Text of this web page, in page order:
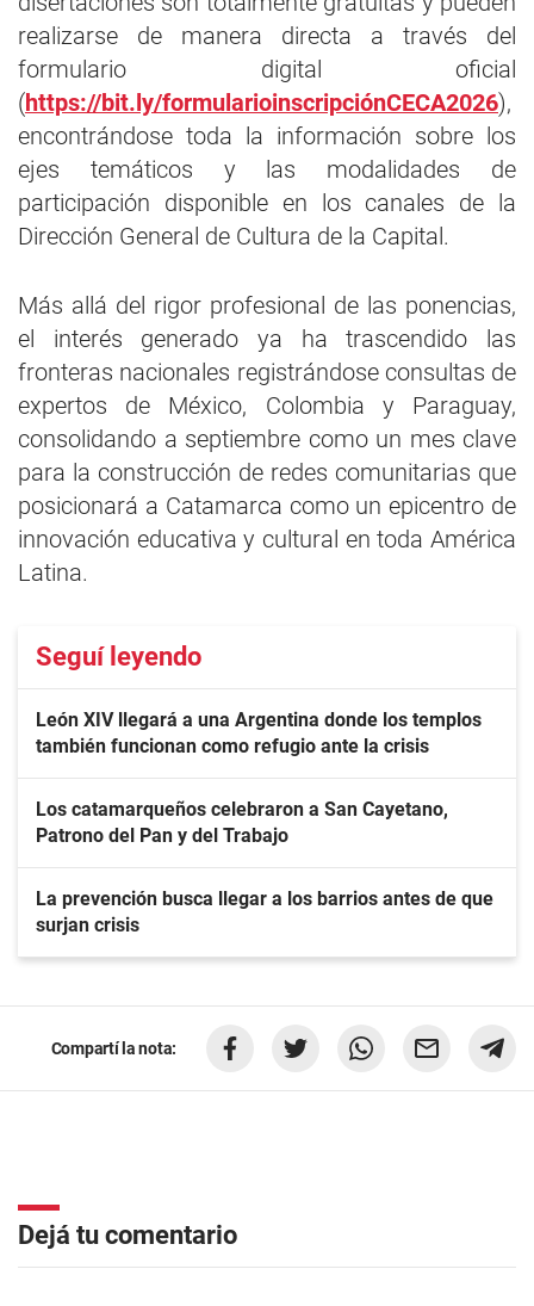
realizarse de manera directa a través del
formulario digital oficial
(https://bit.ly/formularioinscripciónCECA2026),
encontrándose toda la información sobre los
ejes temáticos y las modalidades de
participación disponible en los canales de la
Dirección General de Cultura de la Capital.
Más allá del rigor profesional de las ponencias,
el interés generado ya ha trascendido las
fronteras nacionales registrándose consultas de
expertos de México, Colombia y Paraguay,
consolidando a septiembre como un mes clave
para la construcción de redes comunitarias que
posicionará a Catamarca como un epicentro de
innovación educativa y cultural en toda América
Latina.
Seguí leyendo
León XIV llegará a una Argentina donde los templos
también funcionan como refugio ante la crisis
Los catamarqueños celebraron a San Cayetano,
Patrono del Pan y del Trabajo
La prevención busca llegar a los barrios antes de que
surjan crisis
Compartí la nota:
Dejá tu comentario